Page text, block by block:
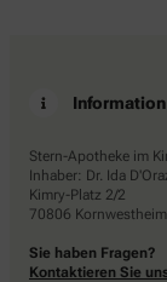
Stern-Apotheke im
Inhaber: Dr. Ida
Kimry-Platz 2/2
70806 Kornwestheim
Sie haben Fragen?
Kontaktieren Sie